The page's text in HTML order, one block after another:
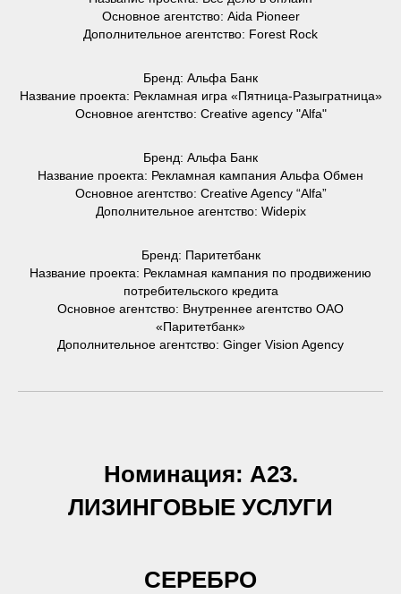
Основное агентство: Aida Pioneer
Дополнительное агентство: Forest Rock
Бренд: Альфа Банк
Название проекта: Рекламная игра «Пятница-Разыгратница»
Основное агентство: Creative agency "Alfa"
Бренд: Альфа Банк
Название проекта: Рекламная кампания Альфа Обмен
Основное агентство: Creative Agency “Alfa”
Дополнительное агентство: Widepix
Бренд: Паритетбанк
Название проекта: Рекламная кампания по продвижению
потребительского кредита
Основное агентство: Внутреннее агентство ОАО
«Паритетбанк»
Дополнительное агентство: Ginger Vision Agency
Номинация: А23.
ЛИЗИНГОВЫЕ УСЛУГИ
СЕРЕБРО